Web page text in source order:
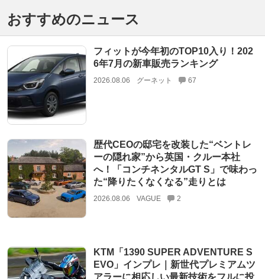
おすすめのニュース
フィットが今年初のTOP10入り！202
6年7月の新車販売ランキング
2026.08.06 グーネット 67
歴代CEOの邸宅を改装した“ベントレ
ーの隠れ家”から英国・クルー本社
へ！「コンチネンタルGT S」で味わっ
た“降りたくなくなる”走りとは
2026.08.06 VAGUE 2
KTM「1390 SUPER ADVENTURE S
EVO」インプレ｜新世代プレミアムツ